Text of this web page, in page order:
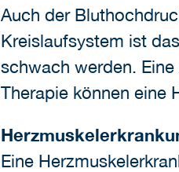
Auch der
Kreislaufsystem ist
schwach werden.
Therapie können eine
Eine